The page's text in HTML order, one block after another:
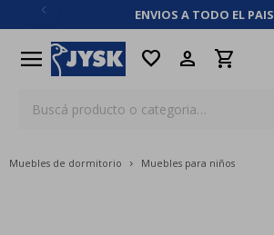
ENVIOS A TODO EL PAIS
menu favorite
Muebles de dormitorio Muebles para niños
close